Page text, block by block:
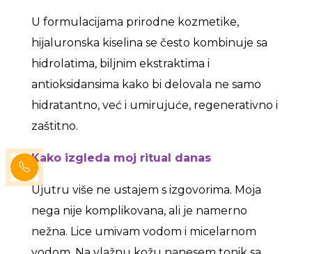
U formulacijama prirodne kozmetike,
hijaluronska kiselina se često kombinuje sa
hidrolatima, biljnim ekstraktima i
antioksidansima kako bi delovala ne samo
hidratantno, već i umirujuće, regenerativno i
zaštitno.
Kako izgleda moj ritual danas
Ujutru više ne ustajem s izgovorima. Moja
nega nije komplikovana, ali je namerno
nežna. Lice umivam vodom i micelarnom